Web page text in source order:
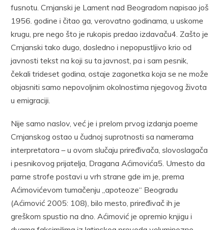
fusnotu. Crnjanski je Lament nad Beogradom napisao još
1956. godine i čitao ga, verovatno godinama, u uskome
krugu, pre nego što je rukopis predao izdavaču4. Zašto je
Crnjanski tako dugo, dosledno i nepopustljivo krio od
javnosti tekst na koji su ta javnost, pa i sam pesnik,
čekali trideset godina, ostaje zagonetka koja se ne može
objasniti samo nepovoljnim okolnostima njegovog života
u emigraciji.
Nije samo naslov, već je i prelom prvog izdanja poeme
Crnjanskog ostao u čudnoj suprotnosti sa namerama
interpretatora – u ovom slučaju priređivača, slovoslagača
i pesnikovog prijatelja, Dragana Aćimovića5. Umesto da
parne strofe postavi u vrh strane gde im je, prema
Aćimovićevom tumačenju „apoteoze“ Beogradu
(Aćimović 2005: 108), bilo mesto, priređivač ih je
greškom spustio na dno. Aćimović je opremio knjigu i